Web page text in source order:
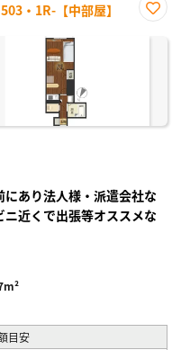
・1R-【中部屋】
に入
にあり法人様・派遣会社な
近くで出張等オススメな
目安